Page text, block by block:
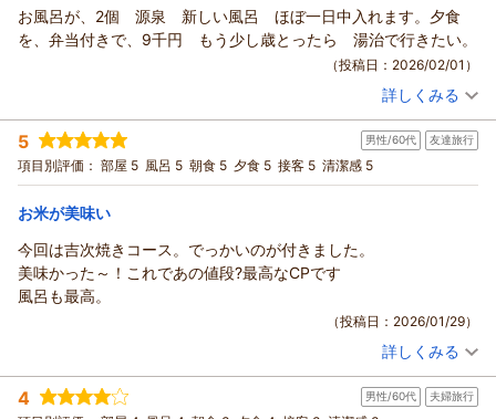
（返信日：2026/03/11）
人手不足で大変みたいでしたが、皆で盛り上げて頑張って下さ
い！
南郷（夢）温泉 共林荘からの返信
この度は南郷温泉 共林荘にご宿泊いただきまして誠にありが
とうございます。リピートして頂き心より感謝申し上げます。
温泉や食事、スタッフの見送りまでお褒め頂き励みになりま
す。岩盤浴に関してはサウナではないこだわりとの事でしたが
当館の元湯（硫黄泉）の方ですがあまりに汗がひかずサウナが
なくても良い状態。サウナとも考えましたが当館の湯質とお客
を選んだしだいです。人手不足も地域柄、大変な時代となって
おりますがお客様のお声を励みにして今後とも頑張ってまいり
ます。又のご来訪をお待ちしております。
（返信日：2026/02/28）
お風呂が、2個 源泉 新しい風呂 ほぼ一日中入れます。夕食
を、弁当付きで、9千円 もう少し歳とったら 湯治で行きたい。
（投稿日：2026/02/01）
投稿者： まっちゃんさん(男性/60代)
宿泊プラン： 【平日５室限定/夕食お弁当付】出張応援！夕食はお部屋で食べ
るビジネスプラン/2食付
和室 朝・夕 夕/個室利用
宿泊価格帯： 9,001～10,000円(大人一人あたり/税込)
この度は南郷温泉 共林荘にご宿泊頂きまして誠にありがとう
ございました。平日限定にはなりますがお弁当付きプランに評
価をいただきまして誠にありがとうございます。湯治の連泊プ
ランもございますのでお時間に日程に余裕のある際にはぜひ、
支配人 高橋
詳しくみる
5 男性/60代 友達旅行
項目別評価： 部屋 5 風呂 5 朝食 5 夕食 5 接客 5 清潔感 5
お米が美味い
今回は吉次焼きコース。でっかいのが付きました。
美味かった～！これであの値段?最高なCPです
風呂も最高。
（投稿日：2026/01/29）
投稿者： マーチャンさん(男性/60代)
宿泊プラン： ＜あきた美食日和＞【限定3組】吉次と純米酒で味わう贅沢夕
詳しくみる
4 男性/60代 夫婦旅行